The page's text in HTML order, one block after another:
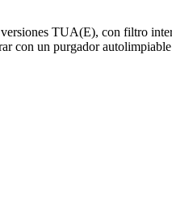
TUA(E), con filtro
con un purgador